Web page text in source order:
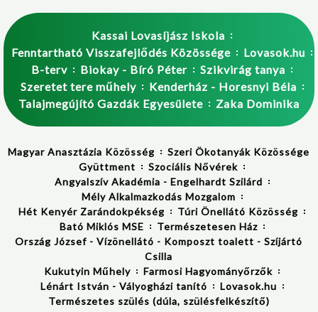
Kassai Lovasíjász Iskola
Fenntartható Visszafejlődés Közössége
Lovasok.hu
B-terv
Biokay - Bíró Péter
Szikvirág tanya
Szeretet tere műhely
Kenderház - Horesnyi Béla
Talajmegújító Gazdák Egyesülete
Zaka Dominika
Magyar Anasztázia Közösség
Szeri Ökotanyák Közössége
Gyüttment
Szociális Nővérek
Angyalszív Akadémia - Engelhardt Szilárd
Mély Alkalmazkodás Mozgalom
Hét Kenyér Zarándokpékség
Túri Önellátó Közösség
Bató Miklós MSE
Természetesen Ház
Ország József - Vízönellátó - Komposzt toalett - Szíjártó
Csilla
Kukutyin Műhely
Farmosi Hagyományőrzők
Lénárt István - Vályogházi tanító
Lovasok.hu
Természetes szülés (dúla, szülésfelkészítő)